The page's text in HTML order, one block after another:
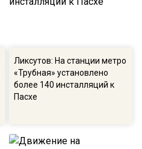
Ликсутов: На станции метро
«Трубная» установлено
более 140 инсталляций к
Пасхе